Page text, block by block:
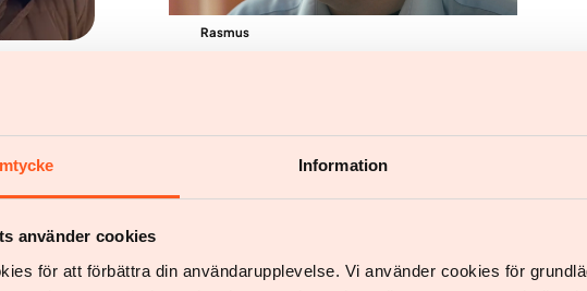
Information
använder cookies
för att förbättra din användarupplevelse. Vi använder cookies för
gå i
Rasmus
Se hele anbefalingen